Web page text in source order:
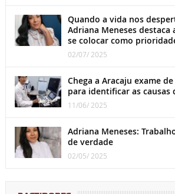
Quando a vida nos
Adriana Meneses
se colocar como
02/07/ 2025
Chega a Aracaju exame
para identificar as causas
11/06/ 2025
Adriana Meneses:
de verdade
02/05/ 2025